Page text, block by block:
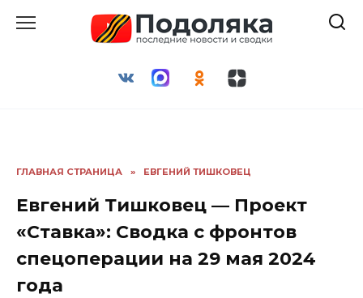
ГЛАВНАЯ СТРАНИЦА » ЕВГЕНИЙ ТИШКОВЕЦ
Евгений Тишковец — Проект
«Ставка»: Сводка с фронтов
спецоперации на 29 мая 2024
года